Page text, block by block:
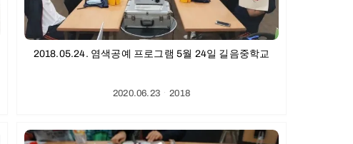
2018.05.24. 염색공예 프로그램 5월 24일 길음중학교
2020.06.23ㆍ2018